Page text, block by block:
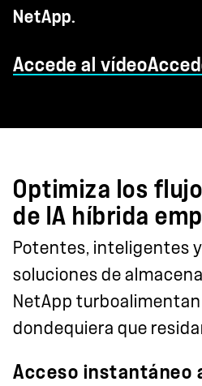
NetApp.
Accede al vídeo
Optimiza los
de IA híbrida
Potentes, inteligentes
soluciones de
NetApp
dondequiera que
Acceso instantáneo